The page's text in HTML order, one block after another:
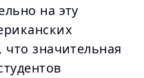
на эту
что значительная